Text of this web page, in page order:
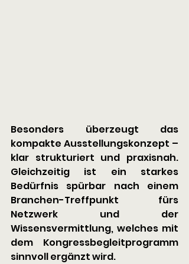
Besonders überzeugt das
kompakte Ausstellungskonzept –
klar strukturiert und praxisnah.
Gleichzeitig ist ein starkes
Bedürfnis spürbar nach einem
Branchen-Treffpunkt fürs
Netzwerk und der
Wissensvermittlung, welches mit
dem Kongressbegleitprogramm
sinnvoll ergänzt wird.